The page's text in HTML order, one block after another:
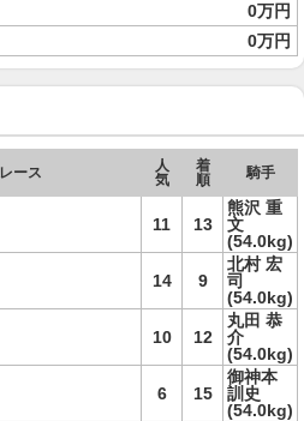
0万円
0万円
レース
人
気
着
順
騎手
11 13
熊沢 重
文
(54.0kg)
14 9
北村 宏
司
(54.0kg)
10 12
丸田 恭
介
(54.0kg)
6 15
御神本
訓史
(54.0kg)